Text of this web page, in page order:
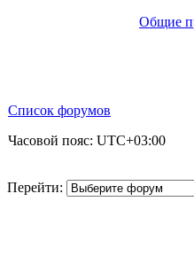
Общие
Список форумов
Часовой пояс: UTC+03:00
Перейти: